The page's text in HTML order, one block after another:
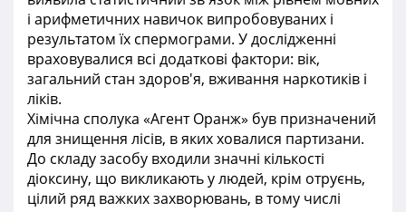
і арифметичних навичок випробовуваних і
результатом їх спермограми. У дослідженні
враховувалися всі додаткові фактори: вік,
загальний стан здоров'я, вживання наркотиків і
ліків.
Хімічна сполука «Агент Оранж» був призначений
для знищення лісів, в яких ховалися партизани.
До складу засобу входили значні кількості
діоксину, що викликають у людей, крім отруєнь,
цілий ряд важких захворювань, в тому числі